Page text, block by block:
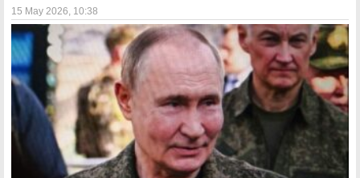
15 May 2026 , 10:38